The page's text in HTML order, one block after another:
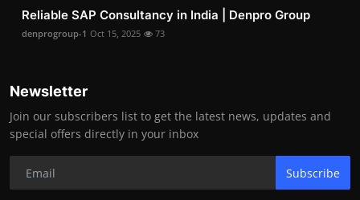
Reliable SAP Consultancy in India | Denpro Group
denprogroup-1 Oct 15, 2025 73
Newsletter
Join our subscribers list to get the latest news, updates and
special offers directly in your inbox
Subscribe